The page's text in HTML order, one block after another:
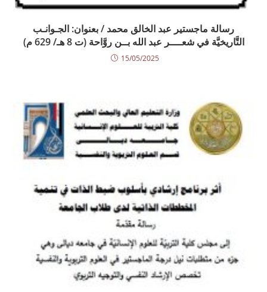
رسالة ماجستير عبد الخالق محمد / بعنوان: الجـوانـب
التَّاريخيَّة في شعــــر عبد الله بــن روَّاحة (ت 8 هـ/ 629 م)
15/05/2025